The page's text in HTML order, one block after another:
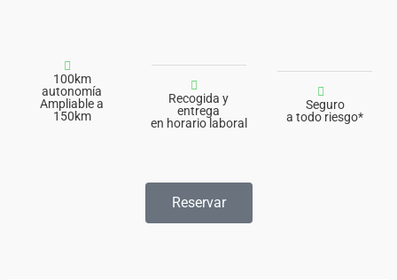
100km
autonomía
Ampliable a
150km
Recogida y
entrega
en horario laboral
Seguro
a todo riesgo*
Reservar